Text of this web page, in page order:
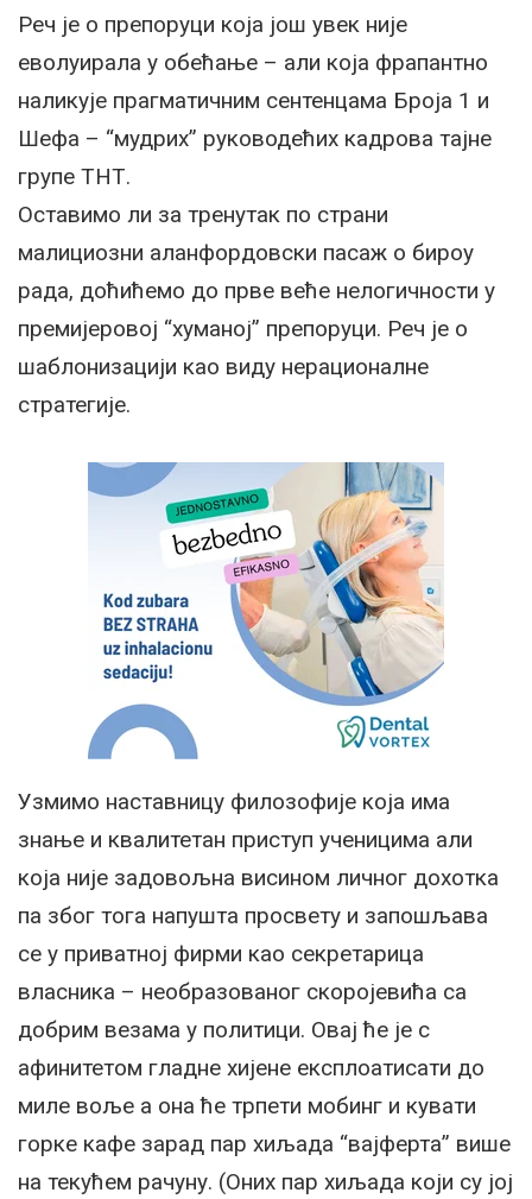
Реч је о препоруци која још увек није
еволуирала у обећање – али која фрапантно
наликује прагматичним сентенцама Броја 1 и
Шефа – “мудрих” руководећих кадрова тајне
групе ТНТ.
Оставимо ли за тренутак по страни
малициозни аланфордовски пасаж о бироу
рада, доћићемо до прве веће нелогичности у
премијеровој “хуманој” препоруци. Реч је о
шаблонизацији као виду нерационалне
стратегије.
Узмимо наставницу филозофије која има
знање и квалитетан приступ ученицима али
која није задовољна висином личног дохотка
па због тога напушта просвету и запошљава
се у приватној фирми као секретарица
власника – необразованог скоројевића са
добрим везама у политици. Овај ће је с
афинитетом гладне хијене експлоатисати до
миле воље а она ће трпети мобинг и кувати
горке кафе зарад пар хиљада “вајферта” више
на текућем рачуну. (Оних пар хиљада који су јој